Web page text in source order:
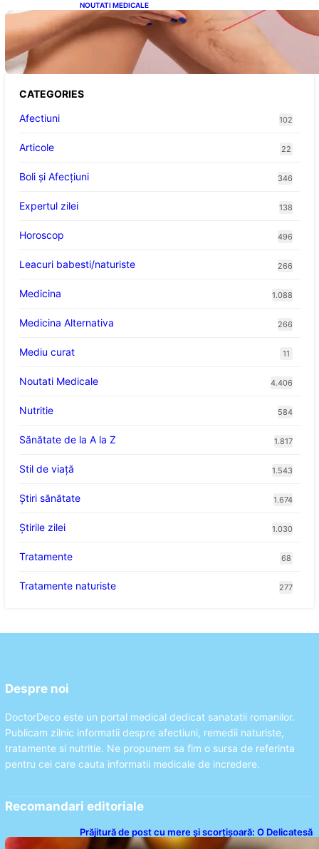
NOUTATI MEDICALE
Varicele și Umflarea Picioarelor pe Caniculă:
Înțelegerea Simptomelor și Măsurilor de
Prevenție
CATEGORIES
Afectiuni
102
Articole 22
Boli și Afecțiuni 346
Expertul zilei 138
Horoscop 496
Leacuri babesti/naturiste 266
Medicina 1.088
Medicina Alternativa 266
Mediu curat 11
Noutati Medicale 4.406
Nutritie 584
Sănătate de la A la Z 1.817
Stil de viaţă 1.543
Ştiri sănătate 1.674
Știrile zilei 1.030
Tratamente 68
Tratamente naturiste 277
Despre noi
DoctorDeco este un portal medical dedicat sanatatii romanilor.
Publicam zilnic informatii despre afectiuni, remedii naturiste,
tratamente si nutritie. Ne propunem sa fim o sursa de referinta
pentru cei care cauta informatii medicale de incredere.
Recomandari editoriale
Prăjitură de post cu mere și scorțișoară: O Delicatesă
Dulce pentru Postul Adormirii Maicii Domnului